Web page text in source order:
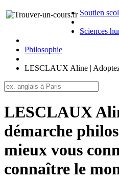
Soutien
Sciences
Philosophie
LESCLAUX Aline |
LESCLAUX
démarche
mieux vous
connaître le